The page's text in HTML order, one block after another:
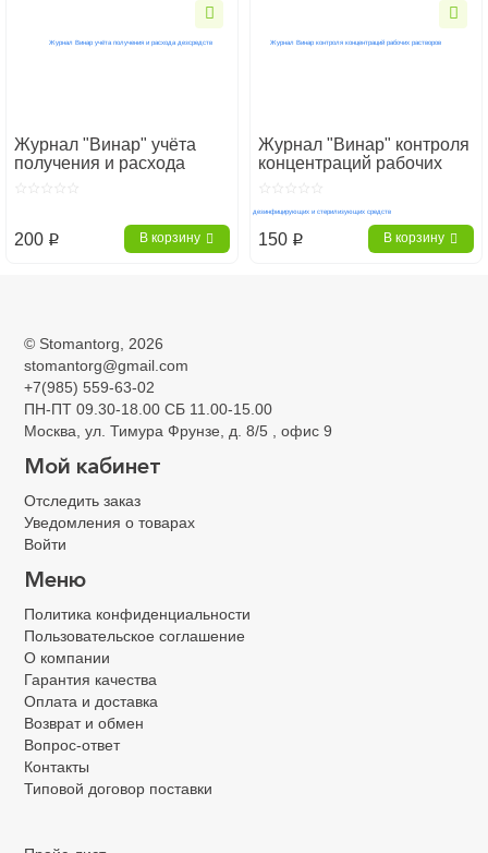
Журнал "Винар" учёта
получения и расхода
200 p В корзину
Журнал "Винар" контроля
концентраций рабочих
стерилизующих средств
150 p В корзину
Журналы контроля и учета
© Stomantorg , 2026
stomantorg@gmail.com
+7(985) 559-63-02
ПН-ПТ 09.30-18.00 СБ 11.00-15.00
Москва, ул. Тимура Фрунзе, д. 8/5 , офис 9
Мой кабинет
Отследить заказ
Уведомления о товарах
Войти
Меню
Политика конфиденциальности
Пользовательское соглашение
О компании
Гарантия качества
Оплата и доставка
Возврат и обмен
Вопрос-ответ
Контакты
Типовой договор поставки